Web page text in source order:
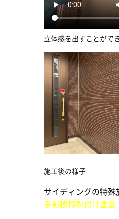
立体感を出すことがで
施工後の様子
サイディングの特殊
多彩模様吹付け塗装